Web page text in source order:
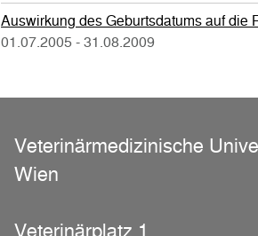
Auswirkung des Geburtsdatums auf die
01.07.2005 - 31.08.2009
Veterinärmedizinische
Wien
Veterinärplatz 1